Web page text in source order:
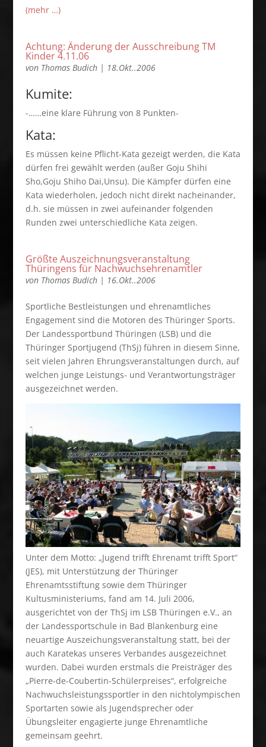
(mehr …)
Achtung: Änderung der Ausschreibung TM
Kinder 4.11.06
von Thomas Budich| 18.Okt..2006
Kumite:
-……eine klare Führung von 8 Punkten-
Kata:
Es müssen keine Pflicht-Kata gezeigt werden, die Kata
dürfen frei gewählt werden (außer Goju Shihi
Sho,Goju Shiho Dai,Unsu). Die Kämpfer dürfen eine
Kata wiederholen, jedoch nicht direkt nacheinander,
d.h. sie müssen in zwei aufeinander folgenden
Runden zwei unterschiedliche Kata zeigen.
Größte Auszeichnungsveranstaltung
Thüringens für Nachwuchsehrenamtler
von Thomas Budich| 16.Okt..2006
Sportliche Bestleistungen und ehrenamtliches
Engagement sind die Motoren des Thüringer Sports.
Der Landessportbund Thüringen (LSB) und die
Thüringer Sportjugend (ThSj) führen in diesem Sinne,
seit vielen Jahren Ehrungsveranstaltungen durch, auf
welchen junge Leistungs- und Verantwortungsträger
ausgezeichnet werden.
Unter dem Motto: „Jugend trifft Ehrenamt trifft Sport“
(JES), mit Unterstützung der Thüringer
Ehrenamtsstiftung sowie dem Thüringer
Kultusministeriums, fand am 14. Juli 2006,
ausgerichtet von der ThSj im LSB Thüringen e.V., an
der Landessportschule in Bad Blankenburg eine
neuartige Auszeichungsveranstaltung statt, bei der
auch Karatekas unseres Verbandes ausgezeichnet
wurden. Dabei wurden erstmals die Preisträger des
„Pierre-de-Coubertin-Schülerpreises“, erfolgreiche
Nachwuchsleistungssportler in den nichtolympischen
Sportarten sowie als Jugendsprecher oder
Übungsleiter engagierte junge Ehrenamtliche
gemeinsam geehrt.